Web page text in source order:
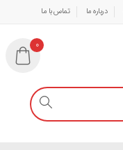
درباره ما تماس با ما
0